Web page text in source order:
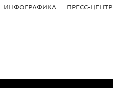
ИНФОГРАФИКА ПРЕСС-ЦЕНТР